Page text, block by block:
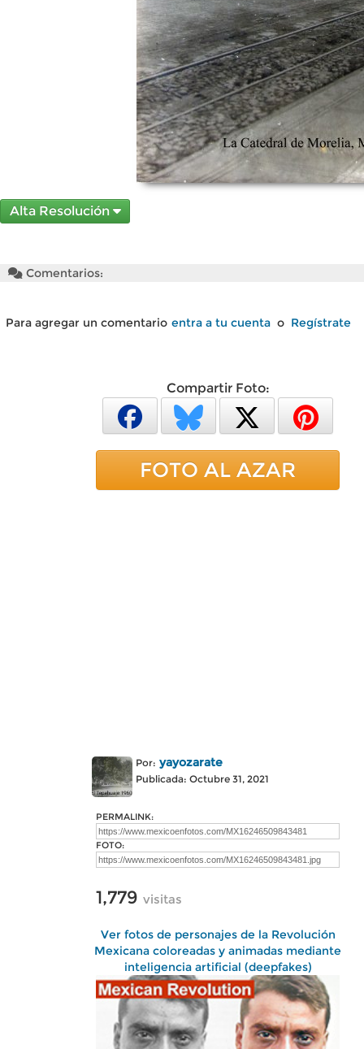
Alta Resolución
Comentarios:
Para agregar un comentario entra a tu cuenta o Regístrate
Compartir Foto:
FOTO AL AZAR
Por: yayozarate
Publicada: Octubre 31, 2021
PERMALINK:
FOTO:
1,779 visitas
Ver fotos de personajes de la Revolución
Mexicana coloreadas y animadas mediante
inteligencia artificial (deepfakes)